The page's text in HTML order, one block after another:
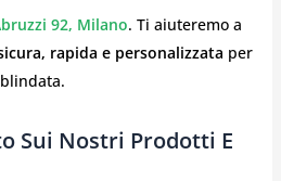
92, Milano. Ti aiuteremo a
rapida e personalizzata per
Sui Nostri Prodotti E